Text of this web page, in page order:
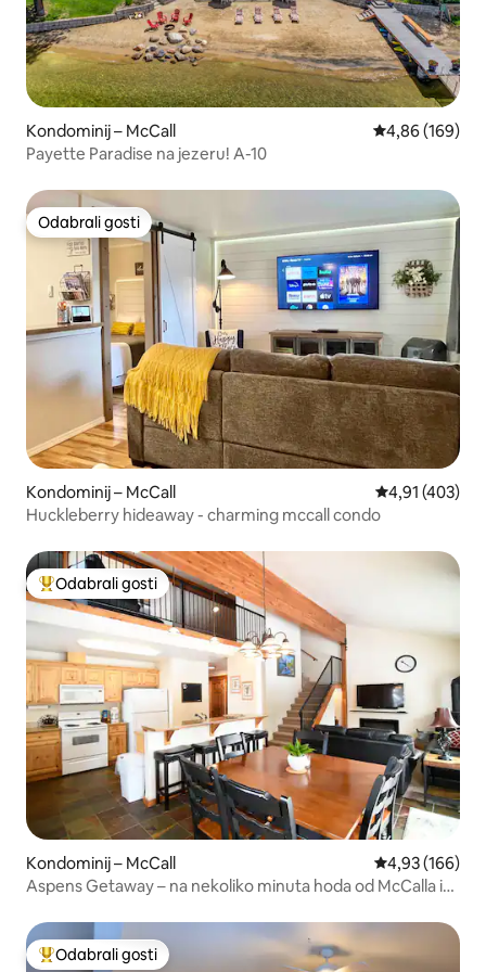
Kondominij – McCall Prosječna
4,86 (169)
Payette Paradise na jezeru! A-10
Odabrali gosti
Odabrali gosti
Kondominij – McCall Prosječna
4,91 (403)
Huckleberry hideaway - charming mccall condo
Među najviše rangiranima s oznakom „Odabrali gosti”
Odabrali gosti
Kondominij – McCall Prosječna
4,93 (166)
Aspens Getaway – na nekoliko minuta hoda od McCalla i
Među najviše rangiranima s oznakom „Odabrali gosti”
Odabrali gosti